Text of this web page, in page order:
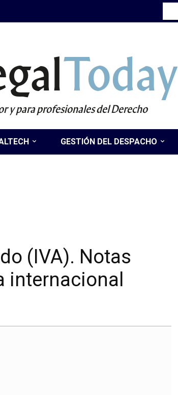
Today
y para profesionales del Derecho
GESTIÓN DEL DESPACHO
(IVA). Notas
internacional